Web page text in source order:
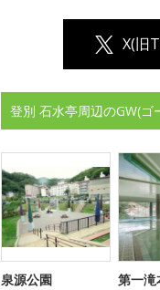
X(旧
登別 石水亭周辺のGW(ゴ
泉源公園
第一滝